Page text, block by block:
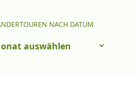
h
n
NACH DATUM